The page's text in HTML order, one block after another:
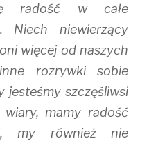
radość w całe
Niech niewierzący
więcej od naszych
rozrywki sobie
jesteśmy szczęśliwsi
mamy radość
my również nie